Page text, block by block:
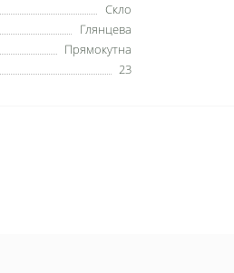
Скло
Глянцева
Прямокутна
23